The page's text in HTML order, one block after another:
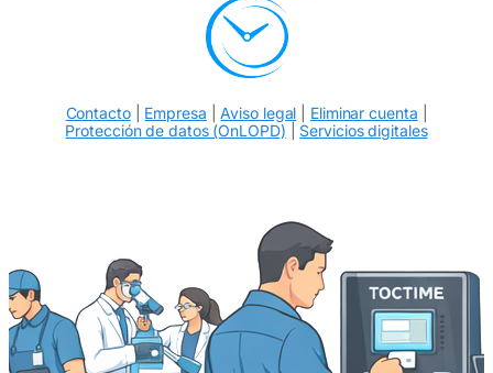
Contacto| Empresa |Aviso legal Eliminar cuenta
Protección de datos (OnLOPD)
Servicios digitales